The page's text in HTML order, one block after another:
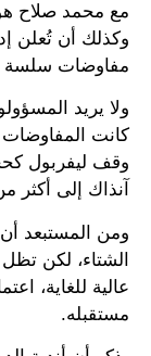
مع محمد صلاح
وكذلك أن تُعلن
مفاوضات سلسة
كانت المفاوضات
وقف ليفربول
آنذاك إلى أكثر من 100 مليون
ومن المستبعد
الشتاء، لكن
عالية للغاية،
مستقبله.